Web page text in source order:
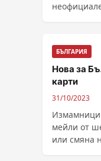
БЪЛГАРИЯ
Нова за
карти
31/10/2023
Измамници
мейли от
или смяна